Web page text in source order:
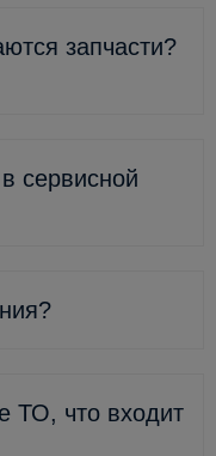
запчасти?
сервисной
ТО, что входит